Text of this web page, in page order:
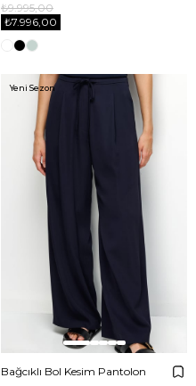
₺7.996,00
₺9.995,00
Bağcıklı Bol Kesim Pantolon
Yeni Sezon